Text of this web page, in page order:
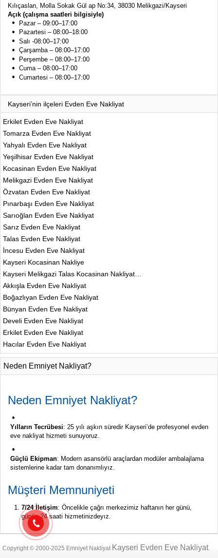
Kılıçaslan, Molla Sokak Gül ap No:34, 38030 Melikgazi/Kayseri
Açık (çalışma saatleri bilgisiyle)
Pazar – 09:00–17:00
Pazartesi – 08:00–18:00
Salı -08:00–17:00
Çarşamba – 08:00–17:00
Perşembe – 08:00–17:00
Cuma – 08:00–17:00
Cumartesi – 08:00–17:00
Kayseri’nin ilçeleri Evden Eve Nakliyat
Erkilet Evden Eve Nakliyat
Tomarza Evden Eve Nakliyat
Yahyalı Evden Eve Nakliyat
Yeşilhisar Evden Eve Nakliyat
Kocasinan Evden Eve Nakliyat
Melikgazi Evden Eve Nakliyat
Özvatan Evden Eve Nakliyat
Pınarbaşı Evden Eve Nakliyat
Sarıoğlan Evden Eve Nakliyat
Sarız Evden Eve Nakliyat
Talas Evden Eve Nakliyat
İncesu Evden Eve Nakliyat
Kayseri Kocasinan Nakliye
Kayseri Melikgazi Talas Kocasinan Nakliyat…
Akkışla Evden Eve Nakliyat
Boğazlıyan Evden Eve Nakliyat
Bünyan Evden Eve Nakliyat
Develi Evden Eve Nakliyat
Erkilet Evden Eve Nakliyat
Hacılar Evden Eve Nakliyat
Neden Emniyet Nakliyat?
Neden Emniyet Nakliyat?
Yılların Tecrübesi: 25 yılı aşkın süredir Kayseri’de profesyonel evden
eve nakliyat hizmeti sunuyoruz.
Güçlü Ekipman: Modern asansörlü araçlardan modüler ambalajlama
sistemlerine kadar tam donanımlıyız.
Müşteri Memnuniyeti
7/24İletişim: Öncelikle çağrı merkezimiz haftanın her günü,
günün24saati hizmetinizdeyız.
Copyright © 2000-2025 Emniyet Nakliyat Kayseri Evden Eve Nakliyat.